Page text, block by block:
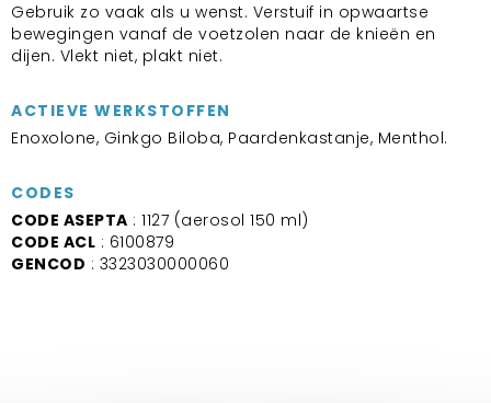
Gebruik zo vaak als u wenst. Verstuif in opwaartse
bewegingen vanaf de voetzolen naar de knieën en
dijen. Vlekt niet, plakt niet.
ACTIEVE WERKSTOFFEN
Enoxolone, Ginkgo Biloba, Paardenkastanje, Menthol.
CODES
CODE ASEPTA : 1127 (aerosol 150 ml)
CODE ACL : 6100879
GENCOD : 3323030000060